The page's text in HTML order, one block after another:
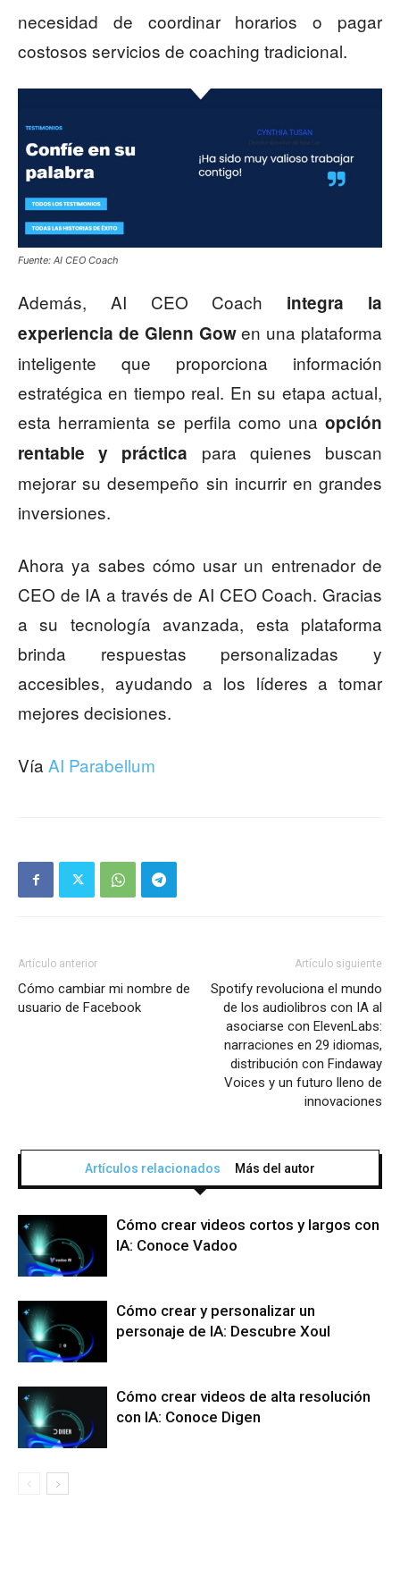
necesidad de coordinar horarios o pagar
costosos servicios de coaching tradicional.
Fuente: AI CEO Coach
Además, AI CEO Coach integra la
experiencia de Glenn Gowen una plataforma
inteligente que proporciona información
estratégica en tiempo real. En su etapa actual,
esta herramienta se perfila como una opción
rentable y práctica para quienes buscan
mejorar su desempeño sin incurrir en grandes
inversiones.
Ahora ya sabes cómo usar un entrenador de
CEO de IA a través de AI CEO Coach. Gracias
a su tecnología avanzada, esta plataforma
brinda respuestas personalizadas y
accesibles, ayudando a los líderes a tomar
mejores decisiones.
VíaAI Parabellum
Artículo anterior
Cómo cambiar mi nombre de
usuario de Facebook
Artículo siguiente
Spotify revoluciona el mundo
de los audiolibros con IA al
asociarse con ElevenLabs:
narraciones en 29 idiomas,
distribución con Findaway
Voices y un futuro lleno de
innovaciones
Artículos relacionados Más del autor
Cómo crear videos cortos y largos con
IA: Conoce Vadoo
Cómo crear y personalizar un
personaje de IA: Descubre Xoul
Cómo crear videos de alta resolución
con IA: Conoce Digen